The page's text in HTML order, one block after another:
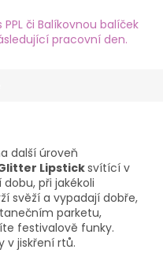
či Balíkovnou balíček
pracovní den.
další úroveň
Lipsticksvítící v
při jakékoli
svěží a vypadají dobře,
parketu,
festivalově funky.
v jiskření rtů.